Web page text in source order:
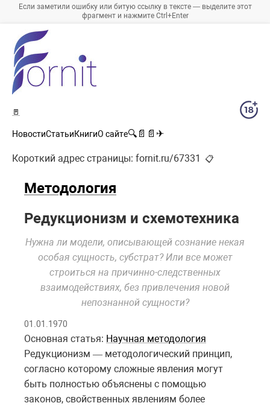
Если заметили ошибку или битую ссылку в тексте — выделите этот
фрагмент и нажмите Ctrl+Enter
🚪
НовостиСтатьиКнигиО сайте🔍 📄 📄 ✈
Короткий адрес страницы: fornit.ru/67331 📋
Методология
Редукционизм и схемотехника
Нужна ли модели, описывающей сознание некая
особая сущность, субстрат? Или все может
строиться на причинно-следственных
взаимодействиях, без привлечения новой
непознанной сущности?
01.01.1970
Основная статья: Научная методология
Редукционизм — методологический принцип,
согласно которому сложные явления могут
быть полностью объяснены с помощью
законов, свойственных явлениям более